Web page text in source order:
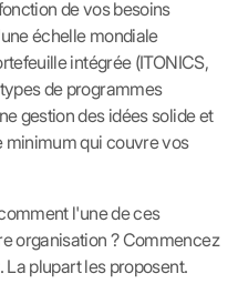
de vos besoins
échelle mondiale
intégrée (ITONICS,
de programmes
gestion des idées solide et
minimum qui couvre vos
l'une de ces
organisation ? Commencez
plupart les proposent.